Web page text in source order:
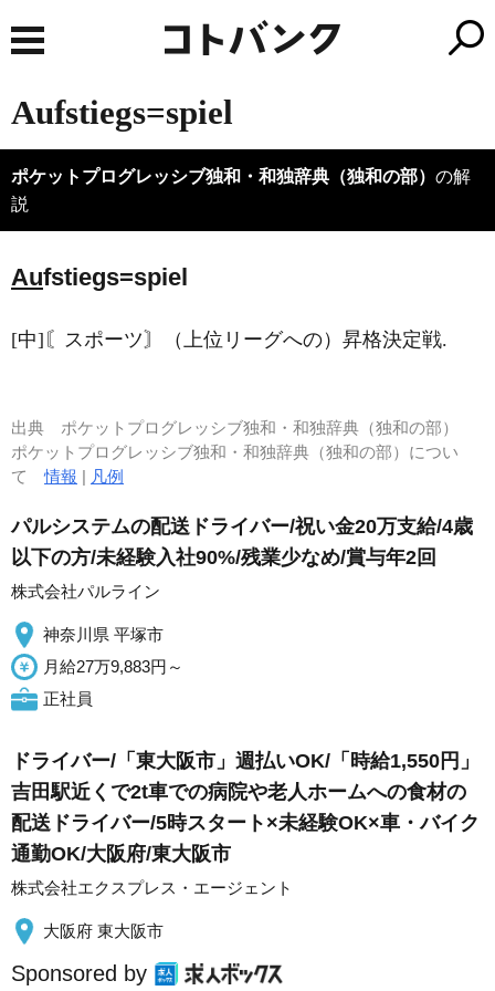
Aufstiegs=spiel
ポケットプログレッシブ独和・和独辞典（独和の部） の解
説
Aufstiegs=spiel
[中]〘スポーツ〙（上位リーグへの）昇格決定戦.
出典 ポケットプログレッシブ独和・和独辞典（独和の部）
ポケットプログレッシブ独和・和独辞典（独和の部）につい
て情報 | 凡例
パルシステムの配送ドライバー/祝い金20万支給/4歳
以下の方/未経験入社90%/残業少なめ/賞与年2回
株式会社パルライン
神奈川県 平塚市
月給27万9,883円～
正社員
ドライバー/「東大阪市」週払いOK/「時給1,550円」
吉田駅近くで2t車での病院や老人ホームへの食材の
配送ドライバー/5時スタート×未経験OK×車・バイク
通勤OK/大阪府/東大阪市
株式会社エクスプレス・エージェント
大阪府 東大阪市
Sponsored by